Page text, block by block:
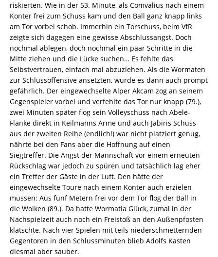
riskierten. Wie in der 53. Minute, als Comvalius nach einem
Konter frei zum Schuss kam und den Ball ganz knapp links
am Tor vorbei schob. Immerhin ein Torschuss, beim VfR
zeigte sich dagegen eine gewisse Abschlussangst. Doch
nochmal ablegen, doch nochmal ein paar Schritte in die
Mitte ziehen und die Lücke suchen… Es fehlte das
Selbstvertrauen, einfach mal abzuziehen. Als die Wormaten
zur Schlussoffensive ansetzten, wurde es dann auch prompt
gefährlich. Der eingewechselte Alper Akcam zog an seinem
Gegenspieler vorbei und verfehlte das Tor nur knapp (79.),
zwei Minuten später flog sein Volleyschuss nach Abele-
Flanke direkt in Keilmanns Arme und auch Jabiris Schuss
aus der zweiten Reihe (endlich!) war nicht platziert genug,
nährte bei den Fans aber die Hoffnung auf einen
Siegtreffer. Die Angst der Mannschaft vor einem erneuten
Rückschlag war jedoch zu spüren und tatsächlich lag eher
ein Treffer der Gäste in der Luft. Den hätte der
eingewechselte Toure nach einem Konter auch erzielen
müssen: Aus fünf Metern frei vor dem Tor flog der Ball in
die Wolken (89.). Da hatte Wormatia Glück, zumal in der
Nachspielzeit auch noch ein Freistoß an den Außenpfosten
klatschte. Nach vier Spielen mit teils niederschmetternden
Gegentoren in den Schlussminuten blieb Adolfs Kasten
diesmal aber sauber.